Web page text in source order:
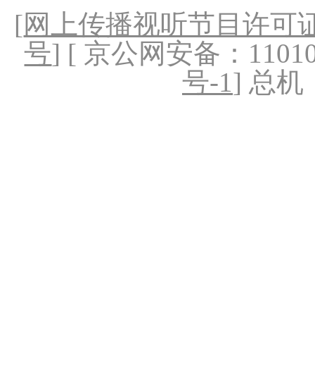
[网上传播视听节目许可
号] [ 京公网安备：
号-1] 总机